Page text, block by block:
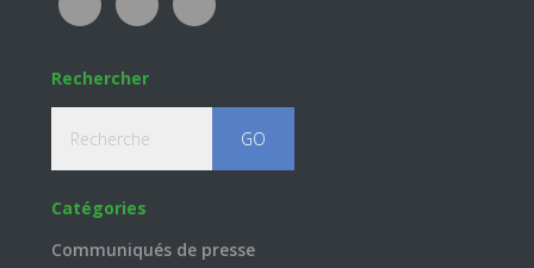
Rechercher
Catégories
Communiqués de presse